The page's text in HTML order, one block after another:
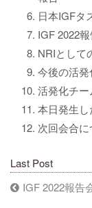
日本IGFタ
IGF 2022
NRIとして
今後の活
活発化チ
本日発生
次回会合に
Last Post
IGF 2022報告